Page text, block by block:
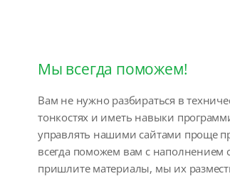
Мы всегда поможем!
Вам не нужно разбираться в
тонкостях и иметь навыки
управлять нашими сайтами проще
всегда поможем вам с наполнением
пришлите материалы, мы их